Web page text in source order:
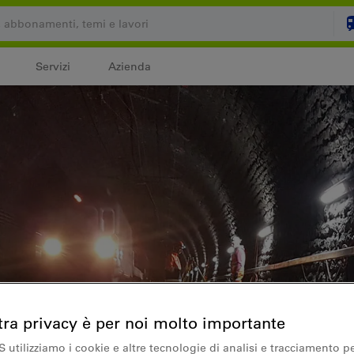
Servizi Azienda
Il carrello è vuoto
Login
privacy è per noi molto importante
utilizziamo i cookie e altre tecnologie di analisi e tracciamento